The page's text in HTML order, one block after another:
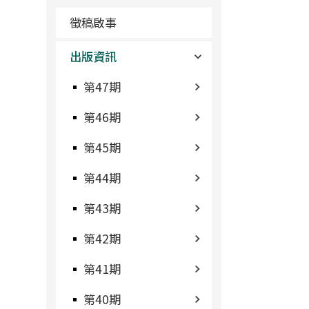
徵稿啟事
出版資訊
第47期
第46期
第45期
第44期
第43期
第42期
第41期
第40期